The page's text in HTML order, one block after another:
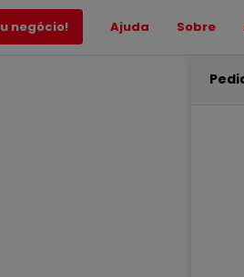
negócio! Ajuda Sobre